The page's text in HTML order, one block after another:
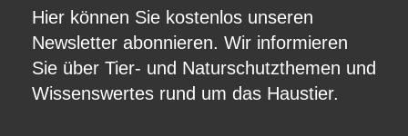
Hier können Sie kostenlos unseren
Newsletter abonnieren. Wir informieren
Sie über Tier- und Naturschutzthemen und
Wissenswertes rund um das Haustier.